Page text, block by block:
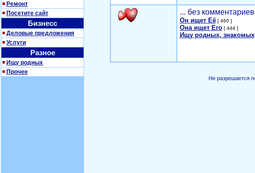
Ремонт
Посетите сайт
Бизнесс
Деловые предложения
Услуги
Разное
Ищу родных
Прочее
... без комментариев
Он ищет Её[ 460 ]
Она ищет Его[ 444 ]
Ищу родных, знакомых
Не разрешается